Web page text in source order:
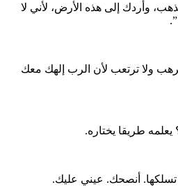
وأردك إلى هذه الأرض، لأني لا
ولا ترتعب لأن الرب إلهك معك
طريقا يختاره.
أنصحك. عيني عليك.